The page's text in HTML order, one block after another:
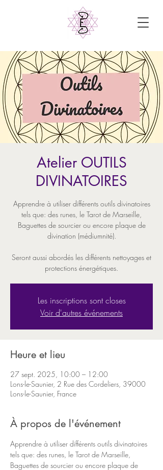
Atelier OUTILS
DIVINATOIRES
Apprendre à utiliser différents outils divinatoires
tels que: des runes, le Tarot de Marseille,
Baguettes de sourcier ou encore plaque de
divination (médiumnité).
Seront aussi abordés les différents nettoyages et
protections énergétiques.
Les inscriptions sont closes
Voir d'autres événements
Heure et lieu
27 sept. 2025, 10:00 – 12:00
Lons-le-Saunier, 2 Rue des Cordeliers, 39000
Lons-le-Saunier, France
À propos de l'événement
Apprendre à utiliser différents outils divinatoires
tels que: des runes, le Tarot de Marseille,
Baguettes de sourcier ou encore plaque de